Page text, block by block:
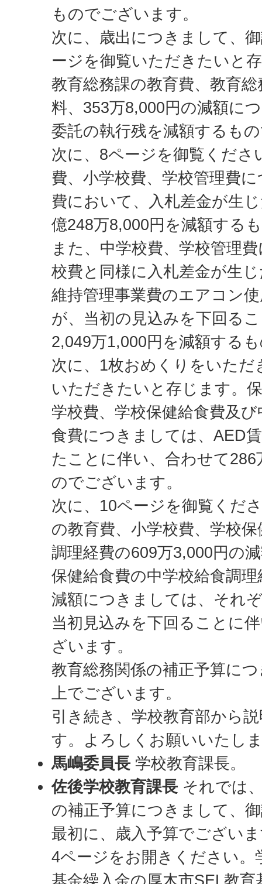
ものでございます。
次に、歳出につきまして、
ージを御覧いただきたいと
教育総務課の教育費、教育
料、353万8,000円の減額に
委託の執行残を減額するも
次に、8ページを御覧くださ
費、小学校費、学校管理費
費において、入札差金が生
億248万8,000円を減額する
また、中学校費、学校管理
校費と同様に入札差金が生
維持管理事業費のエアコン
が、当初の見込みを下回る
2,049万1,000円を減額する
次に、1枚おめくりをいた
いただきたいと存じます。
学校費、学校保健給食費及
食費につきましては、AED
たことに伴い、合わせて
のでございます。
次に、10ページを御覧くだ
の教育費、小学校費、学校
調理経費の609万3,000円の
保健給食費の中学校給食調
減額につきましては、それ
当初見込みを下回ることに
ざいます。
教育総務関係の補正予算に
上でございます。
引き続き、学校教育部から
す。よろしくお願いいたし
馬嶋委員長 学校教育課長。
佐後学校教育課長 それでは
の補正予算につきまして、
最初に、歳入予算でござい
4ページをお開きください。
基金繰入金の厚木市SEL教